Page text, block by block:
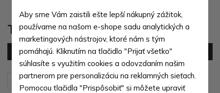
Tyrkysové dámske kabelky
Filter (1 produktov)
Zoradiť podľa: Predvolené
Aby sme Vám zaistili ešte lepší nákupný zážitok,
používame na našom e-shope sadu analytických a
marketingových nástrojov, ktoré nám s tým
pomáhajú. Kliknutím na tlačidlo "Prijať všetko"
súhlasíte s využitím cookies a odovzdaním našim
partnerom pre personalizáciu na reklamných sieťach.
Pomocou tlačidla "Prispôsobiť" si môžete upraviť